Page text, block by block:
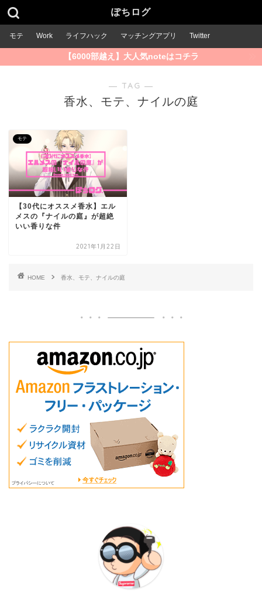
ぽちログ
モテ Work ライフハック マッチングアプリ Twitter
【6000部越え】大人気noteはコチラ
― TAG ―
香水、モテ、ナイルの庭
モテ
【30代にオススメ香水】エル
メスの『ナイルの庭』が超絶
いい香りな件
2021年1月22日
HOME 香水、モテ、ナイルの庭